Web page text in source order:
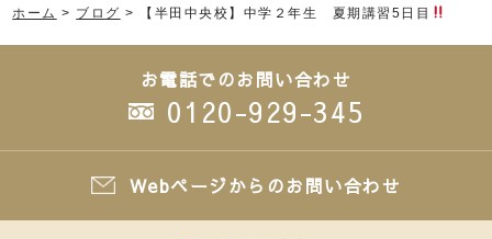
ホーム > ブログ > 【半田中央校】中学２年生 夏期講習5日目
お電話でのお問い合わせ
0120-929-345
Webページからのお問い合わせ